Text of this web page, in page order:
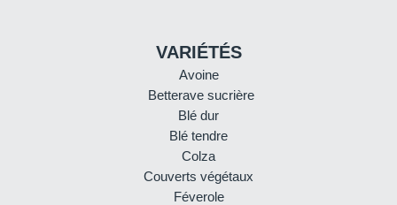
VARIÉTÉS
Avoine
Betterave sucrière
Blé dur
Blé tendre
Colza
Couverts végétaux
Féverole